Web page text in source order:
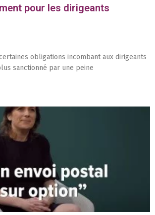
pour les dirigeants
obligations incombant aux dirigeants
sanctionné par une peine